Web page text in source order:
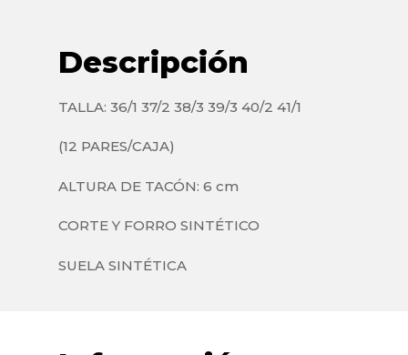
Descripción
TALLA: 36/1 37/2 38/3 39/3 40/2 41/1
(12 PARES/CAJA)
ALTURA DE TACÓN: 6 cm
CORTE Y FORRO SINTÉTICO
SUELA SINTÉTICA